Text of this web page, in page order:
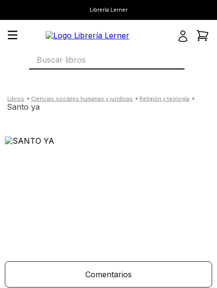
Librería Lerner
Buscar libros
ciencias sociales humanas y juridicas religión y teología
santo ya
Comentarios